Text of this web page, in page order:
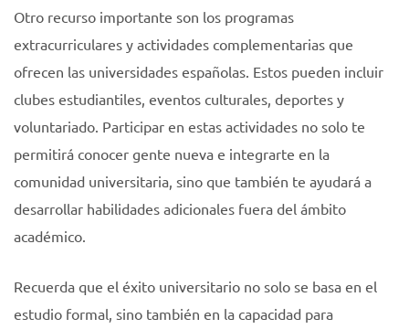
Otro recurso importante son los programas
extracurriculares y actividades complementarias que
ofrecen las universidades españolas. Estos pueden incluir
clubes estudiantiles, eventos culturales, deportes y
voluntariado. Participar en estas actividades no solo te
permitirá conocer gente nueva e integrarte en la
comunidad universitaria, sino que también te ayudará a
desarrollar habilidades adicionales fuera del ámbito
académico.
Recuerda que el éxito universitario no solo se basa en el
estudio formal, sino también en la capacidad para